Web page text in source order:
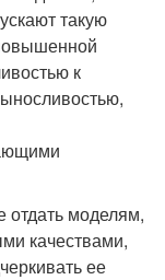
такую
к
моделям,
качествами,
ее